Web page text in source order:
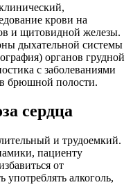
крови на
и щитовидной железы.
дыхательной системы
органов грудной
с заболеваниями
брюшной полости.
сердца
и трудоемкий.
пациенту
от
употреблять алкоголь,